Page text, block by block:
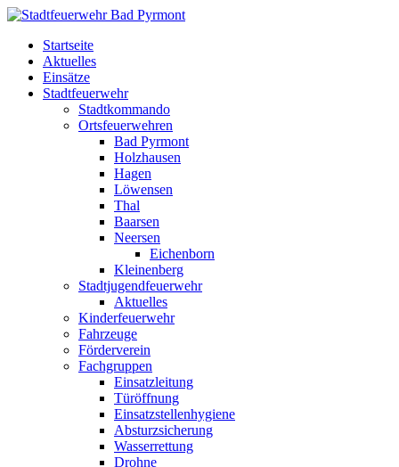
Startseite
Aktuelles
Einsätze
Stadtfeuerwehr
Stadtkommando
Ortsfeuerwehren
Bad Pyrmont
Holzhausen
Hagen
Löwensen
Thal
Baarsen
Neersen
Eichenborn
Kleinenberg
Stadtjugendfeuerwehr
Aktuelles
Kinderfeuerwehr
Fahrzeuge
Förderverein
Fachgruppen
Einsatzleitung
Türöffnung
Einsatzstellenhygiene
Absturzsicherung
Wasserrettung
Drohne